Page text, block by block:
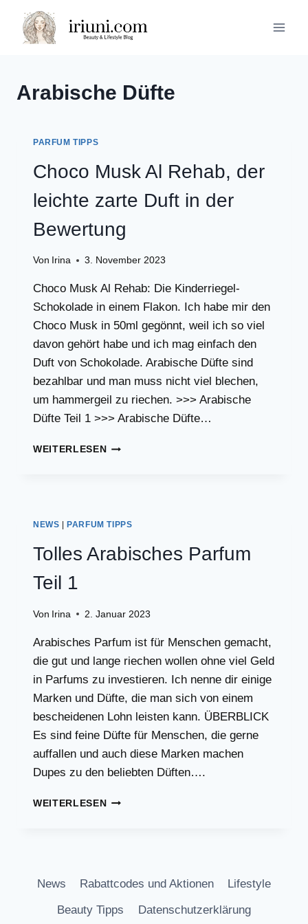
Inhalt
springen
Arabische Düfte
PARFUM TIPPS
Choco Musk Al Rehab, der
leichte zarte Duft in der
Bewertung
Von Irina 3. November 2023
Choco Musk Al Rehab: Die Kinderriegel-
Schokolade in einem Flakon. Ich habe mir den
Choco Musk in 50ml gegönnt, weil ich so viel
davon gehört habe und ich mag einfach den
Duft von Schokolade. Arabische Düfte sind
bezahlbar und man muss nicht viel blechen,
um hammergeil zu riechen. >>> Arabische
Düfte Teil 1 >>> Arabische Düfte…
WEITERLESENCHOCO
DUFT
IN
NEWS PARFUM TIPPS
Tolles Arabisches Parfum
Teil 1
Von Irina 2. Januar 2023
Arabisches Parfum ist für Menschen gemacht,
die gut und lange riechen wollen ohne viel Geld
in Parfums zu investieren. Ich nenne dir einige
Marken und Düfte, die man sich von einem
bescheidenen Lohn leisten kann. ÜBERBLICK
Es sind feine Düfte für Menschen, die gerne
auffallen und auch diese Marken machen
Dupes zu den beliebten Düften….
WEITERLESENTOLLES
News Rabattcodes und Aktionen
Lifestyle
Beauty Tipps
Datenschutzerklärung